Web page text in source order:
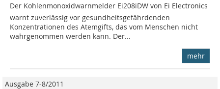
Der Kohlenmonoxidwarnmelder Ei208iDW von Ei Electronics
warnt zuverlässig vor gesundheitsgefährdenden
Konzentrationen des Atemgifts, das vom Menschen nicht
wahrgenommen werden kann. Der...
mehr
Ausgabe 7-8/2011